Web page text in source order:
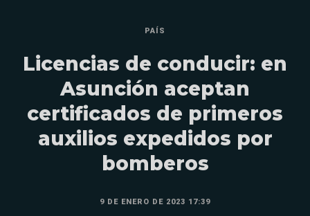
PAÍS
Licencias de conducir: en
Asunción aceptan
certificados de primeros
auxilios expedidos por
bomberos
9 DE ENERO DE 2023 17:39